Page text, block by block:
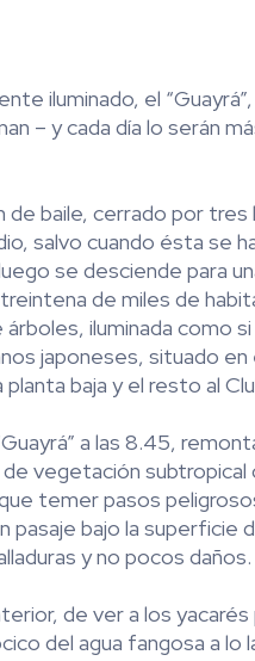
iluminado, el
– y cada día lo serán
baile, cerrado por
salvo cuando ésta
luego se desciende
de miles de
iluminada como
japoneses, situado
baja y el resto al
a las 8.45,
vegetación
temer pasos
pasaje bajo la
y no pocos daños.
de ver a los
del agua fangosa a